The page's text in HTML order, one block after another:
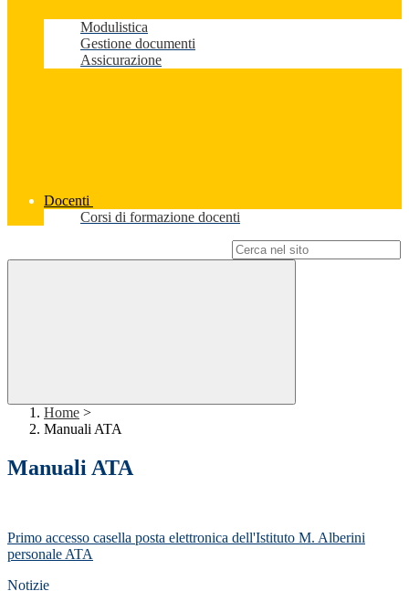
Modulistica
Gestione documenti
Assicurazione
Docenti
Corsi di formazione docenti
Home >
Manuali ATA
Manuali ATA
Primo accesso casella posta elettronica dell'Istituto M. Alberini
personale ATA
Notizie